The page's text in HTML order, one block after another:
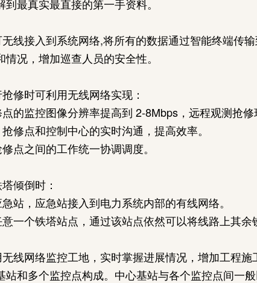
最真实最直接的第一手资料。
接入到系统网络,将所有的数据通过智能终端传
况，增加巡查人员的安全性。
时可利用无线网络实现：
的监控图像分辨率提高到 2-8Mbps，远程观测抢修
修点和控制中心的实时沟通，提高效率。
点之间的工作统一协调调度。
倾倒时：
站，应急站接入到电力系统内部的有线网络。
一个铁塔站点，通过该站点依然可以将线路上其余
网络监控工地，实时掌握进展情况，增加工程
和多个监控点构成。中心基站与各个监控点间一